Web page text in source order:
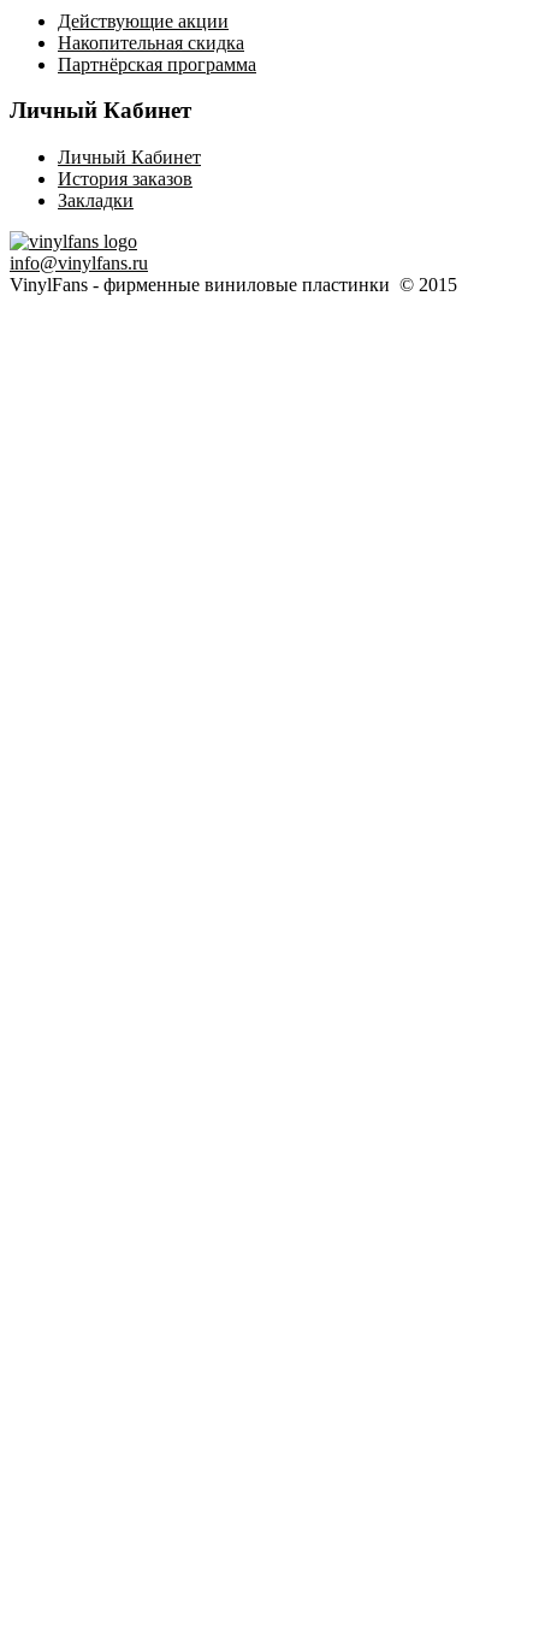
Действующие акции
Накопительная скидка
Партнёрская программа
Личный Кабинет
Личный Кабинет
История заказов
Закладки
info@vinylfans.ru
VinylFans - фирменные виниловые пластинки © 2015